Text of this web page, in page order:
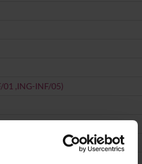
,ING-INF/05)